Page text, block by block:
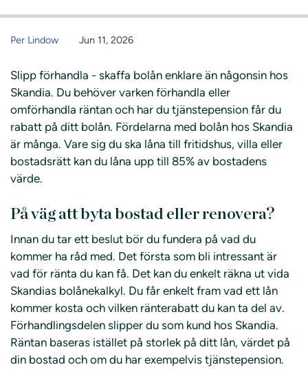
Per Lindow Jun 11, 2026
Slipp förhandla - skaffa bolån enklare än någonsin hos
Skandia. Du behöver varken förhandla eller
omförhandla räntan och har du tjänstepension får du
rabatt på ditt bolån. Fördelarna med bolån hos Skandia
är många. Vare sig du ska låna till fritidshus, villa eller
bostadsrätt kan du låna upp till 85% av bostadens
värde.
På väg att byta bostad eller renovera?
Innan du tar ett beslut bör du fundera på vad du
kommer ha råd med. Det första som bli intressant är
vad för ränta du kan få. Det kan du enkelt räkna ut vida
Skandias bolånekalkyl. Du får enkelt fram vad ett lån
kommer kosta och vilken ränterabatt du kan ta del av.
Förhandlingsdelen slipper du som kund hos Skandia.
Räntan baseras istället på storlek på ditt lån, värdet på
din bostad och om du har exempelvis tjänstepension.